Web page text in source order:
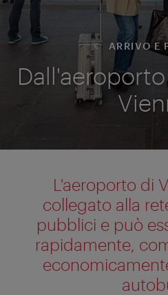
ARRIVO E
L'aeroporto di
collegato alla
pubblici e può
rapidamente,